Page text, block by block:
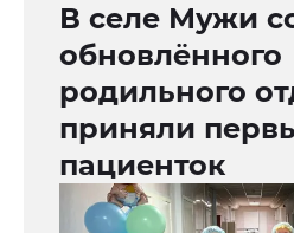
В селе Мужи
обновлённого
родильного
приняли
пациенток